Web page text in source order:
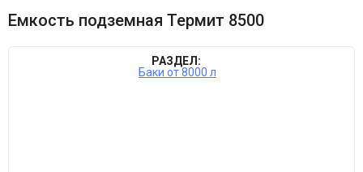
Емкость подземная Термит 8500
РАЗДЕЛ:
Баки от 8000 л